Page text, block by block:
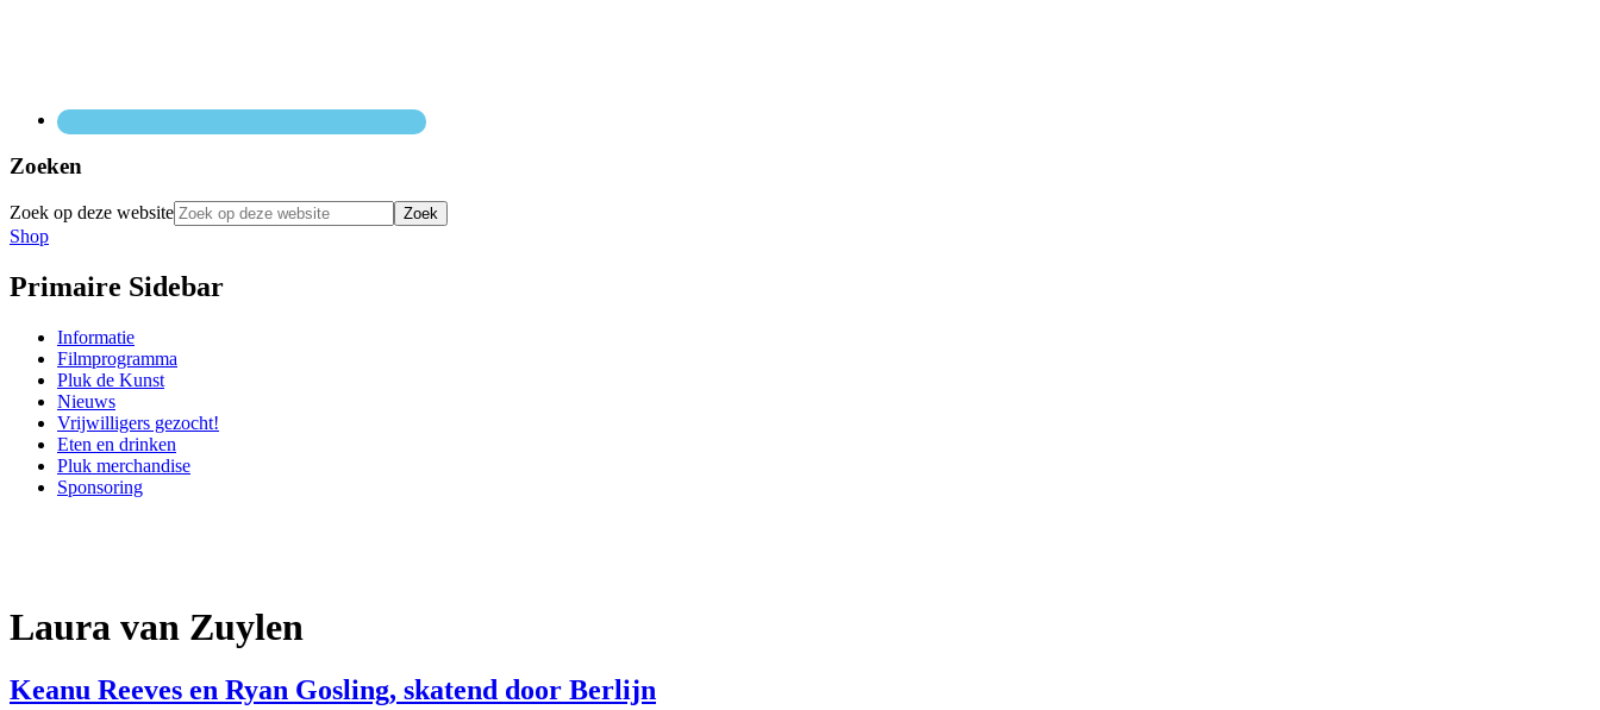
Zoeken
Zoek op deze website
Shop
Primaire Sidebar
Informatie
Filmprogramma
Pluk de Kunst
Nieuws
Vrijwilligers gezocht!
Eten en drinken
Pluk merchandise
Sponsoring
Laura van Zuylen
Keanu Reeves en Ryan Gosling, skatend door Berlijn